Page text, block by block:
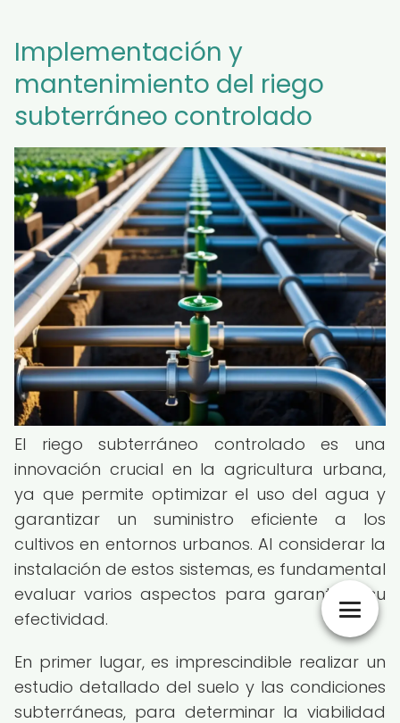
Implementación y
mantenimiento del riego
subterráneo controlado
El riego subterráneo controlado es una
innovación crucial en la agricultura urbana,
ya que permite optimizar el uso del agua y
garantizar un suministro eficiente a los
cultivos en entornos urbanos. Al considerar la
instalación de estos sistemas, es fundamental
evaluar varios aspectos para garantizar su
efectividad.
En primer lugar, es imprescindible realizar un
estudio detallado del suelo y las condiciones
subterráneas, para determinar la viabilidad